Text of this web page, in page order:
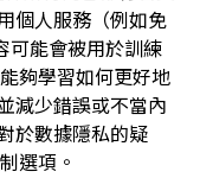
個人服務（例如免
可能會被用於訓練
夠學習如何更好地
減少錯誤或不當內
於數據隱私的疑
選項。